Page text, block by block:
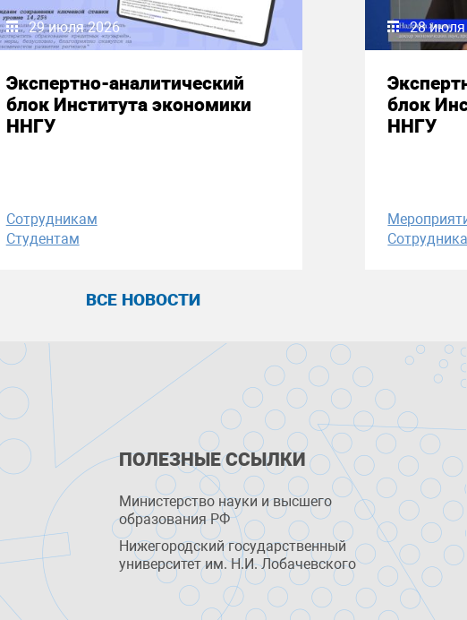
29 июля 2026
Экспертно-аналитический
блок Института экономики
ННГУ
Сотрудникам
Студентам
28
блок
ННГУ
ВСЕ НОВОСТИ
ПОЛЕЗНЫЕ ССЫЛКИ
Министерство науки и высшего
образования РФ
Нижегородский государственный
университет им. Н.И. Лобачевского